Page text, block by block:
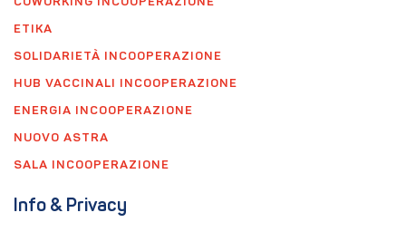
COWORKING INCOOPERAZIONE
ETIKA
SOLIDARIETÀ INCOOPERAZIONE
HUB VACCINALI INCOOPERAZIONE
ENERGIA INCOOPERAZIONE
NUOVO ASTRA
SALA INCOOPERAZIONE
Info & Privacy